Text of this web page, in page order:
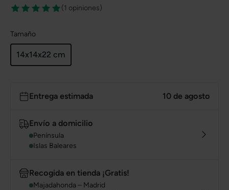
(1 opiniones)
Tamaño
14x14x22 cm
Entrega estimada 10 de agosto
Envío a domicilio
Península
Islas Baleares
Recogida en tienda ¡Gratis!
Majadahonda – Madrid